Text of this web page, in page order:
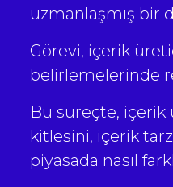
uzmanlaşmış bir
Görevi, içerik
belirlemelerinde
Bu süreçte,
kitlesini, içerik
piyasada nasıl